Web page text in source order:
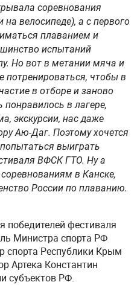
соревнования
на велосипеде), а с первого
плаванием и
испытаний
Но вот в метании мяча и
потренироваться, чтобы в
в отборе и заново
в лагере,
экскурсии, нас даже
Аю-Даг. Поэтому хочется
выиграть
ВФСК ГТО. Ну а
в Канске,
России по плаванию.
победителей фестиваля
Министра спорта РФ
спорта Республики Крым
Артека Константин
субъектов РФ.